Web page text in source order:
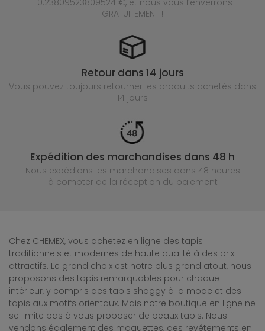
-0.23809523809524 €, et nous vous l’enverrons
GRATUITEMENT !
Retour dans 14 jours
Vous pouvez toujours retourner les produits achetés dans
14 jours
Expédition des marchandises dans 48 h
Nous expédions les marchandises dans 48 heures
à compter de la réception du paiement
Chez CHEMEX, vous achetez en ligne des tapis
traditionnels et modernes de haute qualité à des prix
attractifs. Le grand choix est notre plus grand atout, nous
proposons des tapis remarquables pour chaque
intérieur, y compris des tapis shaggy à la mode et des
tapis aux motifs orientaux. Mais notre boutique en ligne ne
se limite pas à vous proposer de beaux tapis. Nous
vendons également des moquettes, des revêtements en